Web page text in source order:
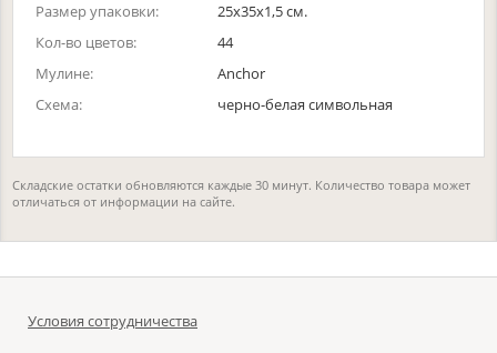
Размер упаковки:
25x35x1,5 см.
Кол-во цветов:
44
Мулине:
Anchor
Схема:
черно-белая символьная
Складские остатки обновляются каждые 30 минут. Количество товара может
отличаться от информации на сайте.
Условия сотрудничества